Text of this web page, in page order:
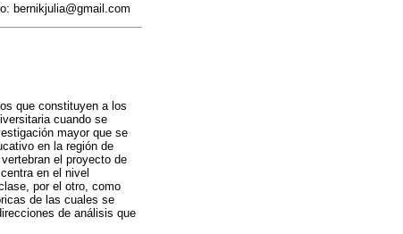
bernikjulia@gmail.com
que constituyen a los
cuando se
mayor que se
en la región de
el proyecto de
en el nivel
por el otro, como
de las cuales se
de análisis que